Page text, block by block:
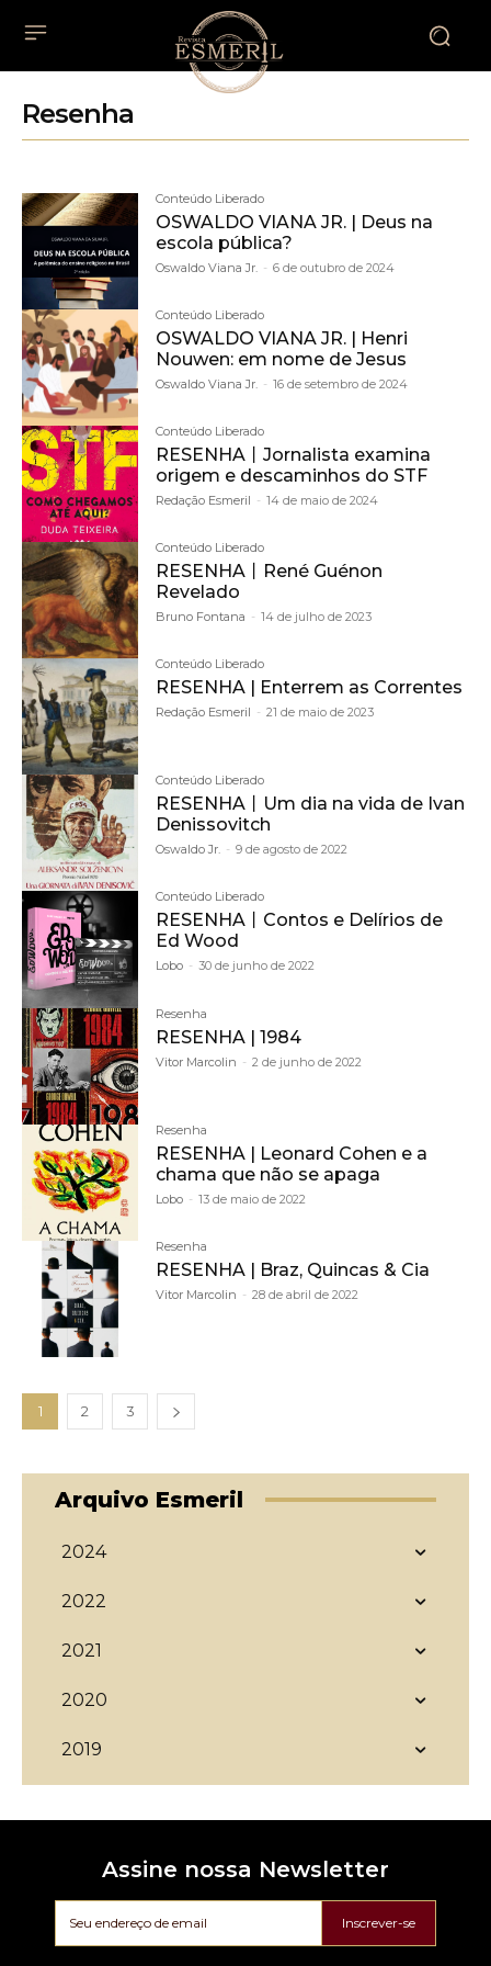
Resenha
Conteúdo Liberado
OSWALDO VIANA JR. | Deus na
escola pública?
Oswaldo Viana Jr. - 6 de outubro de 2024
Conteúdo Liberado
OSWALDO VIANA JR. | Henri
Nouwen: em nome de Jesus
Oswaldo Viana Jr. - 16 de setembro de 2024
Conteúdo Liberado
RESENHA丨Jornalista examina
origem e descaminhos do STF
Redação Esmeril - 14 de maio de 2024
Conteúdo Liberado
RESENHA丨René Guénon
Revelado
Bruno Fontana - 14 de julho de 2023
Conteúdo Liberado
RESENHA | Enterrem as Correntes
Redação Esmeril - 21 de maio de 2023
Conteúdo Liberado
RESENHA丨Um dia na vida de Ivan
Denissovitch
Oswaldo Jr. - 9 de agosto de 2022
Conteúdo Liberado
RESENHA丨Contos e Delírios de
Ed Wood
Lobo - 30 de junho de 2022
Resenha
RESENHA | 1984
Vitor Marcolin - 2 de junho de 2022
Resenha
RESENHA | Leonard Cohen e a
chama que não se apaga
Lobo - 13 de maio de 2022
Resenha
RESENHA | Braz, Quincas & Cia
Vitor Marcolin - 28 de abril de 2022
1 2 3
Arquivo Esmeril
2024
2022
2021
2020
2019
Assine nossa Newsletter
Inscrever-se